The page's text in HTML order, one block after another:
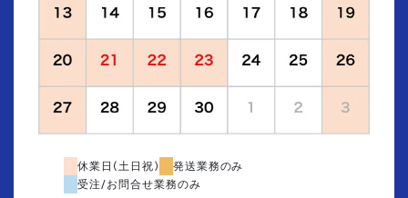
休業日(土日祝)
発送業務のみ
受注/お問合せ業務のみ